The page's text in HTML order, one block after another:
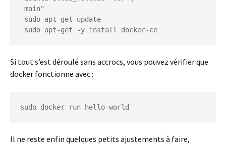
sudo apt-get -y install docker-ce
Si tout s’est déroulé sans accrocs, vous pouvez vérifier que
docker fonctionne avec :
sudo docker run hello-world
Il ne reste enfin quelques petits ajustements à faire,